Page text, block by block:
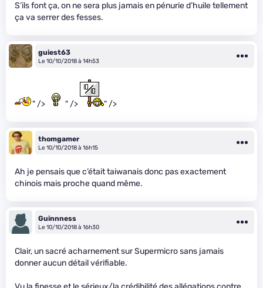
S’ils font ça, on ne sera plus jamais en pénurie d’huile tellement
ça va serrer des fesses.
guiest63
Le 10/10/2018 à 14h53
" /> " /> " />
thomgamer
Le 10/10/2018 à 16h15
Ah je pensais que c’était taiwanais donc pas exactement
chinois mais proche quand même.
Guinnness
Le 10/10/2018 à 16h30
Clair, un sacré acharnement sur Supermicro sans jamais
donner aucun détail vérifiable.